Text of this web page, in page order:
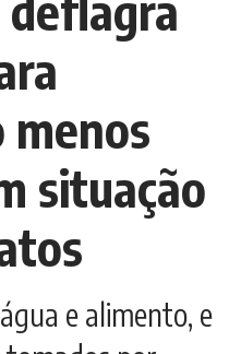
menos
situação
e alimento, e